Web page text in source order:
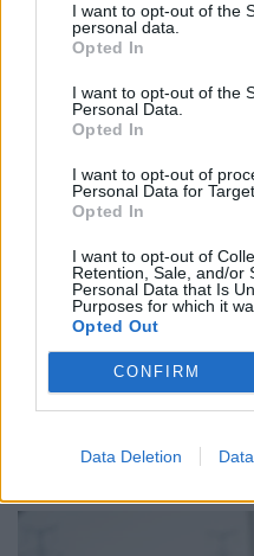
I want to opt-out of the
personal data.
Opted In
I want to opt-out of the
Personal Data.
Opted In
I want to opt-out of
Personal Data for
Opted In
I want to opt-out of
Retention, Sale, and/or
Personal Data that Is
Purposes for which it
Opted Out
CONFIRM
Data Deletion
Robban a NAV
akár kétmilliós
trükközők
A NAV eddig 1480
frekventált területen a
tárt fel szabálytalanságot.